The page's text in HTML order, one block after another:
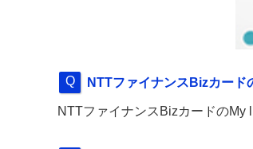
NTTファイナンスBizカー
NTTファイナンスBizカードのMy